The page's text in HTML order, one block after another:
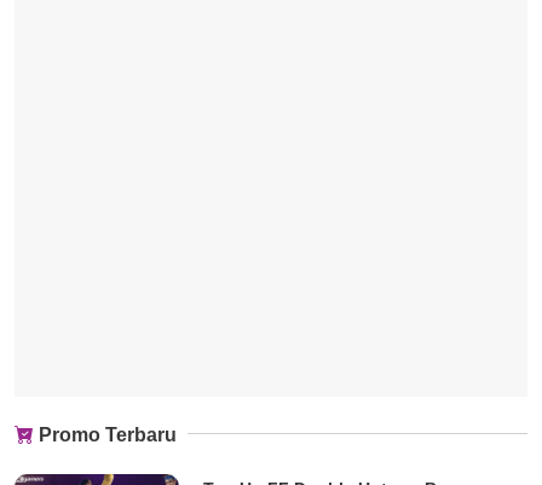
Promo Terbaru